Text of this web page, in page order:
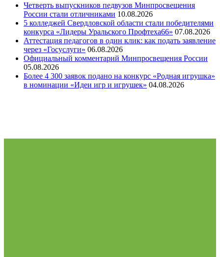
Четверть выпускников педвузов Минпросвещения
России стали отличниками 10.08.2026
5 колледжей Свердловской области стали победителями
конкурса «Лидеры Уральского Профтеха66» 07.08.2026
Аттестация педагогов в один клик: как подать заявление
через «Госуслуги» 06.08.2026
Официальный комментарий Минпросвещения России
05.08.2026
Более 4 300 заявок подано на конкурс «Родная игрушка»
в номинации «Идеи игр и игрушек» 04.08.2026